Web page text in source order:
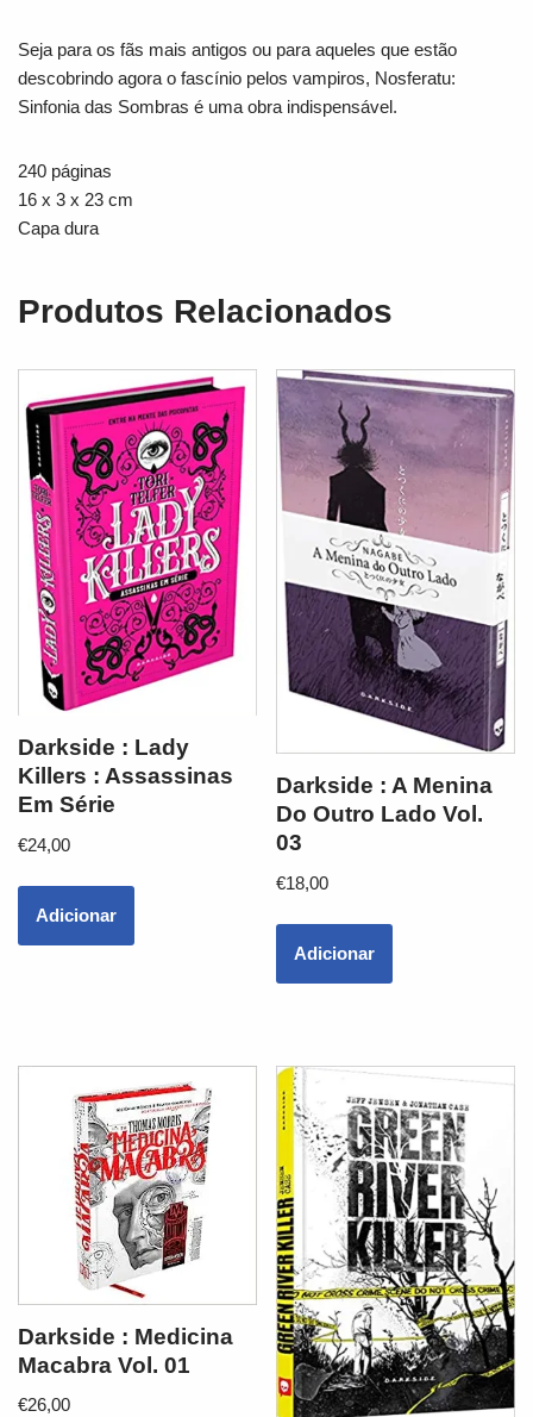
Seja para os fãs mais antigos ou para aqueles que estão
descobrindo agora o fascínio pelos vampiros, Nosferatu:
Sinfonia das Sombras é uma obra indispensável.
240 páginas
16 x 3 x 23 cm
Capa dura
Produtos Relacionados
Darkside : Lady
Killers : Assassinas
Em Série
€24,00
Adicionar
Darkside : A Menina
Do Outro Lado Vol.
03
€18,00
Adicionar
Darkside : Medicina
Macabra Vol. 01
€26,00